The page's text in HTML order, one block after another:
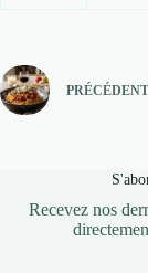
PRÉCÉDENT
Recevez nos